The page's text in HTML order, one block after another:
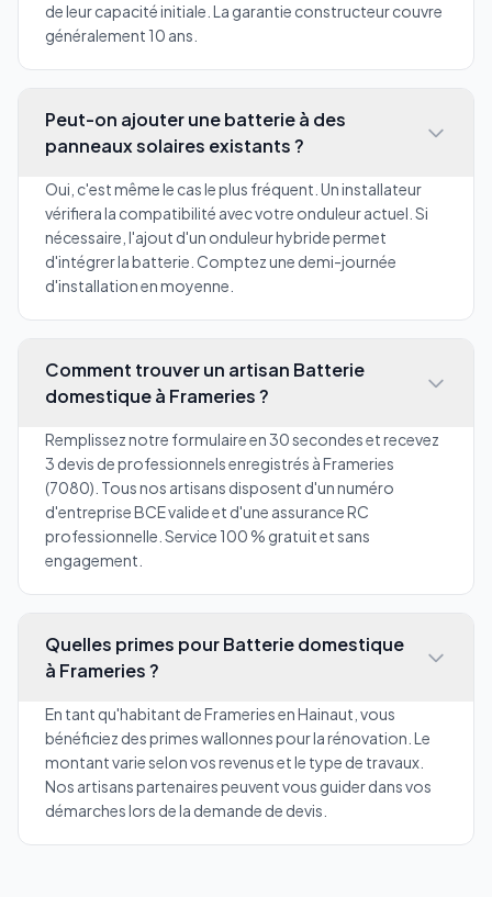
de leur capacité initiale. La garantie constructeur couvre
généralement 10 ans.
Peut-on ajouter une batterie à des
panneaux solaires existants ?
Oui, c'est même le cas le plus fréquent. Un installateur
vérifiera la compatibilité avec votre onduleur actuel. Si
nécessaire, l'ajout d'un onduleur hybride permet
d'intégrer la batterie. Comptez une demi-journée
d'installation en moyenne.
Comment trouver un artisan Batterie
domestique à Frameries ?
Remplissez notre formulaire en 30 secondes et recevez
3 devis de professionnels enregistrés à Frameries
(7080). Tous nos artisans disposent d'un numéro
d'entreprise BCE valide et d'une assurance RC
professionnelle. Service 100 % gratuit et sans
engagement.
Quelles primes pour Batterie domestique
à Frameries ?
En tant qu'habitant de Frameries en Hainaut, vous
bénéficiez des primes wallonnes pour la rénovation. Le
montant varie selon vos revenus et le type de travaux.
Nos artisans partenaires peuvent vous guider dans vos
démarches lors de la demande de devis.